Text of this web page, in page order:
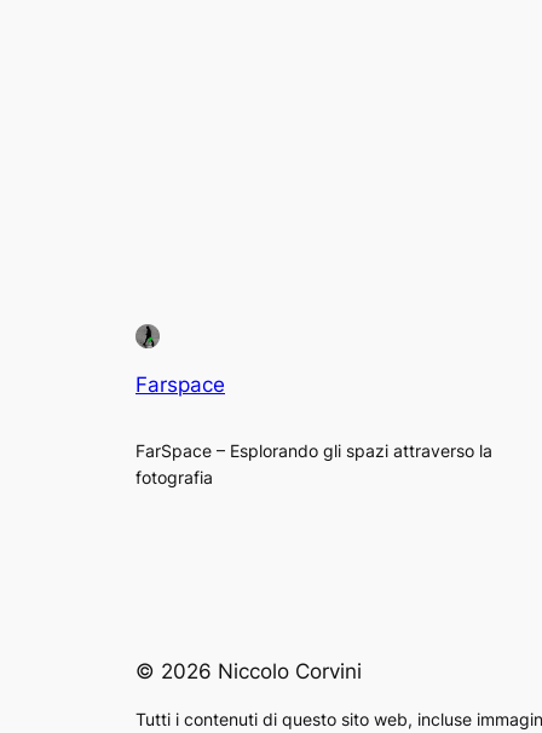
Farspace
FarSpace – Esplorando gli spazi attraverso la
fotografia
© 2026 Niccolo Corvini
Tutti i contenuti di questo sito web, incluse